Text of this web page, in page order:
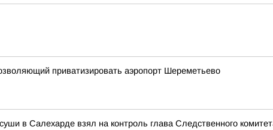
приватизировать аэропорт Шереметьево
в Салехарде взял на контроль глава Следственного